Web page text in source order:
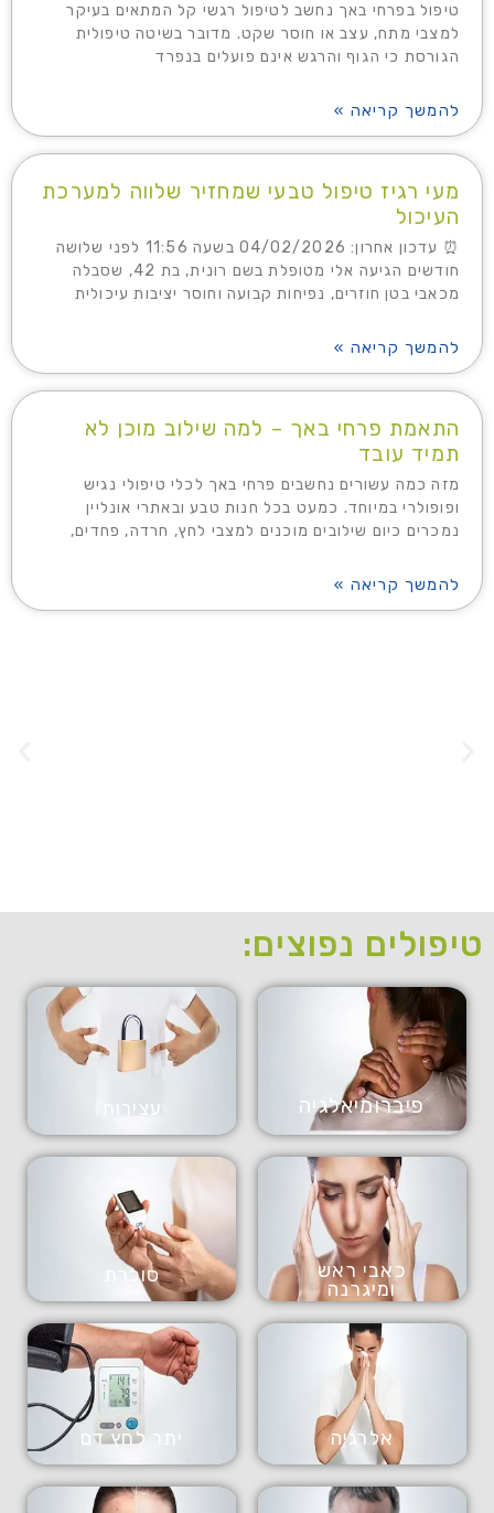
טיפול בפרחי באך נחשב לטיפול רגשי קל המתאים בעיקר
למצבי מתח, עצב או חוסר שקט. מדובר בשיטה טיפולית
הגורסת כי הגוף והרגש אינם פועלים בנפרד
להמשך קריאה »
מעי רגיז טיפול טבעי שמחזיר שלווה למערכת
העיכול
⏰ עדכון אחרון: 04/02/2026 בשעה 11:56 לפני שלושה
חודשים הגיעה אלי מטופלת בשם רונית, בת 42, שסבלה
מכאבי בטן חוזרים, נפיחות קבועה וחוסר יציבות עיכולית
להמשך קריאה »
התאמת פרחי באך – למה שילוב מוכן לא
תמיד עובד
מזה כמה עשורים נחשבים פרחי באך לכלי טיפולי נגיש
ופופולרי במיוחד. כמעט בכל חנות טבע ובאתרי אונליין
נמכרים כיום שילובים מוכנים למצבי לחץ, חרדה, פחדים,
להמשך קריאה »
אירידיולוגיה
גם העיניים יכולות לדבר
למידע נוסף
טיפולים נפוצים:
פיברומיאלגיה עצירות
כאבי ראש
ומיגרנה
סוכרת
אלרגיה יתר לחץ דם